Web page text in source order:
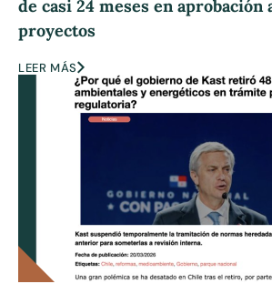
de casi 24 meses en aprobación
proyectos
LEER MÁS